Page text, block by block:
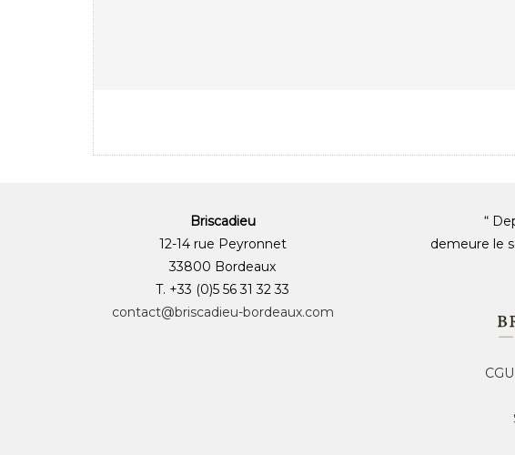
Briscadieu
12-14 rue Peyronnet
33800 Bordeaux
T. +33 (0)5 56 31 32 33
contact@briscadieu-bordeaux.com
“
demeure le
CGU